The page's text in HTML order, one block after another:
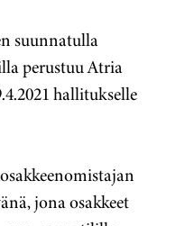
suunnatulla
perustuu Atria
hallitukselle
jona osakkeet